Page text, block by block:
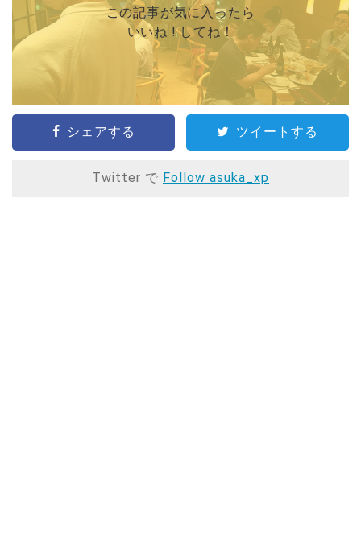
この記事が気に入ったら
いいね ! してね！
シェアする ツイートする
Twitter で Follow asuka_xp